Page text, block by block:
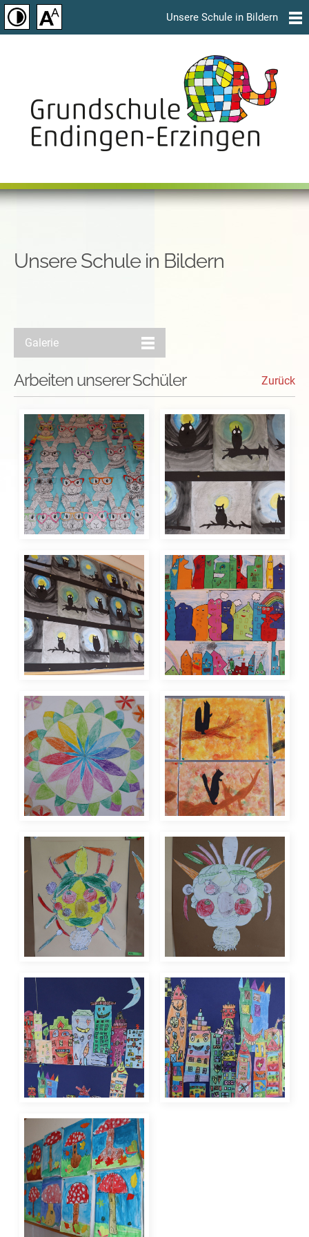
Unsere Schule in Bildern
Unsere Schule in Bildern
Galerie
Zurück
Arbeiten unserer Schüler